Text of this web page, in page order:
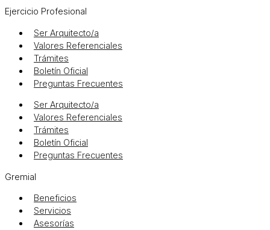
Ejercicio Profesional
Ser Arquitecto/a
Valores Referenciales
Trámites
Boletín Oficial
Preguntas Frecuentes
Ser Arquitecto/a
Valores Referenciales
Trámites
Boletín Oficial
Preguntas Frecuentes
Gremial
Beneficios
Servicios
Asesorías